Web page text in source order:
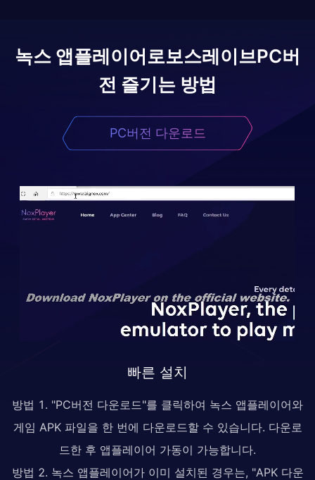
녹스 앱플레이어로보스레이브PC버
전 즐기는 방법
PC버전 다운로드
빠른 설치
방법 1. "PC버전 다운로드"를 클릭하여 녹스 앱플레이어와
게임 APK 파일을 한 번에 다운로드할 수 있습니다. 다운로
드한 후 앱플레이어 가동이 가능합니다.
방법 2. 녹스 앱플레이어가 이미 설치된 경우는, "APK 다운